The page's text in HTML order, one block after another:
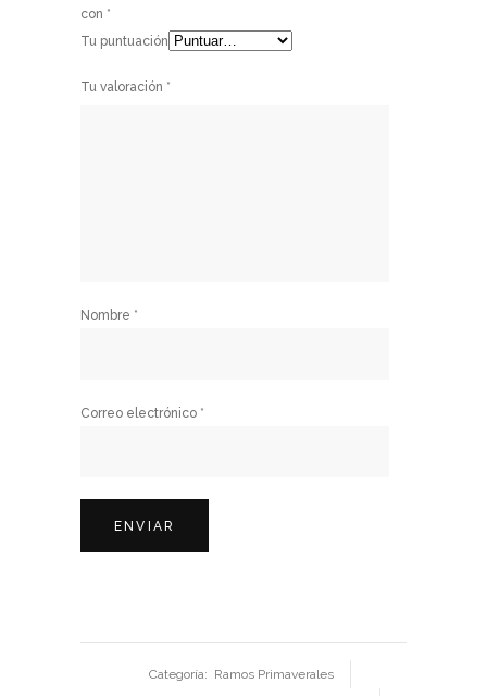
con *
Tu puntuación
Tu valoración *
Nombre *
Correo electrónico *
Categoría: Ramos Primaverales